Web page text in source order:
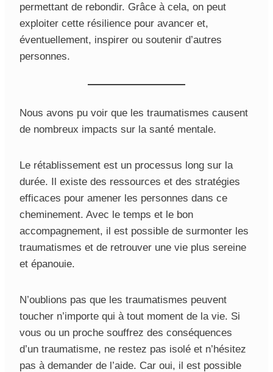
permettant de rebondir. Grâce à cela, on peut
exploiter cette résilience pour avancer et,
éventuellement, inspirer ou soutenir d’autres
personnes.
Nous avons pu voir que les traumatismes causent
de nombreux impacts sur la santé mentale.
Le rétablissement est un processus long sur la
durée. Il existe des ressources et des stratégies
efficaces pour amener les personnes dans ce
cheminement. Avec le temps et le bon
accompagnement, il est possible de surmonter les
traumatismes et de retrouver une vie plus sereine
et épanouie.
N’oublions pas que les traumatismes peuvent
toucher n’importe qui à tout moment de la vie. Si
vous ou un proche souffrez des conséquences
d’un traumatisme, ne restez pas isolé et n’hésitez
pas à demander de l’aide. Car oui, il est possible